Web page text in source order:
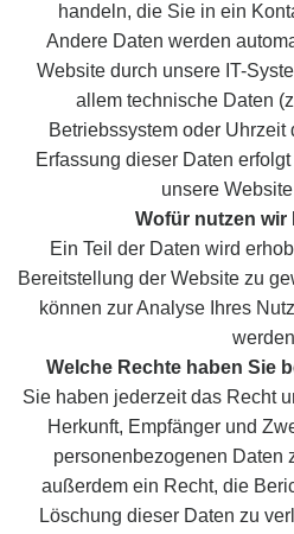
handeln, die Sie in ein
Andere Daten werden
Website durch unsere IT-
allem technische Daten
Betriebssystem oder
Erfassung dieser Daten
unsere
Wofür nutzen wir
Ein Teil der Daten wird
Bereitstellung der Website zu
können zur Analyse Ihres
Welche Rechte haben Sie
Sie haben jederzeit das Recht
Herkunft, Empfänger und
personenbezogenen Daten
außerdem ein Recht, die
Löschung dieser Daten zu